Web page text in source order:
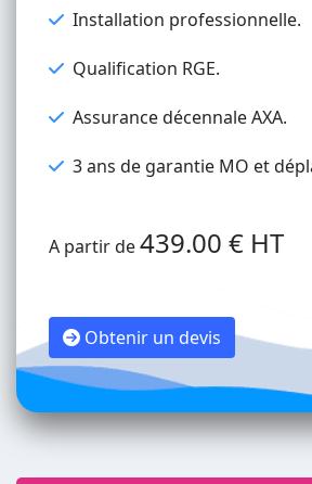
Installation professionnelle.
Qualification RGE.
Assurance décennale AXA.
3 ans de garantie MO et
A partir de439.00 € HT
Obtenir un devis